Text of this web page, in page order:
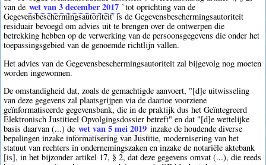
van de wet van 3 december 2017 `tot oprichting van de
Gegevensbeschermingsautoriteit' is de Gegevensbeschermingsautoriteit
residuair bevoegd om advies uit te brengen over de ontwerpen die
betrekking hebben op de verwerking van de persoonsgegevens die onder het
toepassingsgebied van de genoemde richtlijn vallen.
Het advies van de Gegevensbeschermingsautoriteit zal bijgevolg nog moeten
worden ingewonnen.
De omstandigheid dat, zoals de gemachtigde aanvoert, "[d]e uitwisseling
van deze gegevens zal plaatsgrijpen via de daartoe voorziene
geïnformatiseerde gegevensbank, die in de praktijk dus het Geïntegreerd
Elektronisch Justitieel Opvolgingsdossier betreft" en dat "[d]e wettelijke
basis daarvan (...) de wet van 5 mei 2019 inzake de houdende diverse
bepalingen inzake informatisering van Justitie, modernisering van het
statuut van rechters in ondernemingszaken en inzake de notariële aktebank
[is], in het bijzonder artikel 17, § 2, dat deze gegevens omvat (...), die reeds